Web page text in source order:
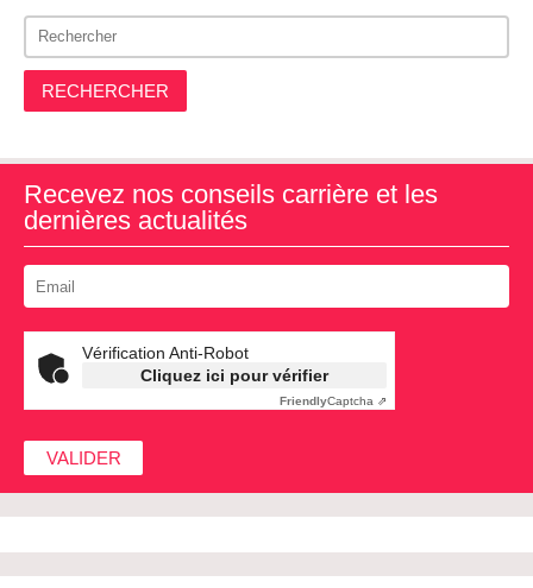
RECHERCHER
Recevez nos conseils carrière et les
dernières actualités
Vérification Anti-Robot
Cliquez ici pour vérifier
FriendlyCaptcha ⇗